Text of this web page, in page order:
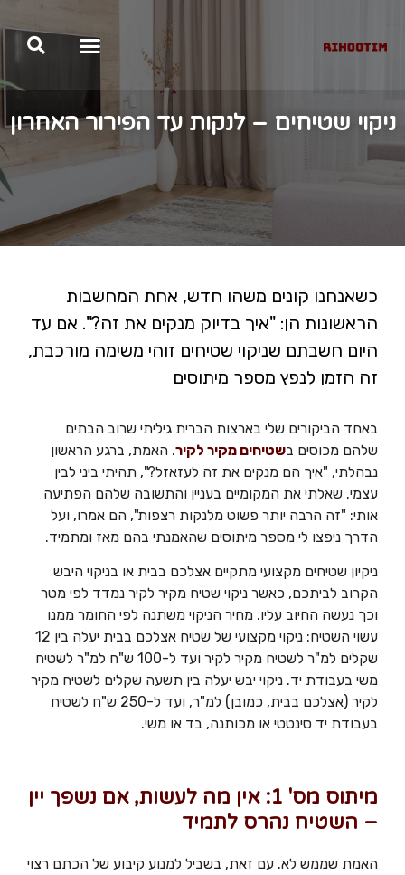
ניקוי שטיחים – לנקות עד הפירור האחרון
כשאנחנו קונים משהו חדש, אחת המחשבות
הראשונות הן: "איך בדיוק מנקים את זה?". אם עד
היום חשבתם שניקוי שטיחים זוהי משימה מורכבת,
זה הזמן לנפץ מספר מיתוסים
באחד הביקורים שלי בארצות הברית גיליתי שרוב הבתים
שלהם מכוסים בשטיחים מקיר לקיר. האמת, ברגע הראשון
נבהלתי, "איך הם מנקים את זה לעזאזל?", תהיתי ביני לבין
עצמי. שאלתי את המקומיים בעניין והתשובה שלהם הפתיעה
אותי: "זה הרבה יותר פשוט מלנקות רצפות", הם אמרו, ועל
הדרך ניפצו לי מספר מיתוסים שהאמנתי בהם מאז ומתמיד.
ניקיון שטיחים מקצועי מתקיים אצלכם בבית או בניקוי היבש
הקרוב לביתכם, כאשר ניקוי שטיח מקיר לקיר נמדד לפי מטר
וכך נעשה החיוב עליו. מחיר הניקוי משתנה לפי החומר ממנו
עשוי השטיח: ניקוי מקצועי של שטיח אצלכם בבית יעלה בין 12
שקלים למ"ר לשטיח מקיר לקיר ועד ל-100 ש"ח למ"ר לשטיח
משי בעבודת יד. ניקוי יבש יעלה בין תשעה שקלים לשטיח מקיר
לקיר (אצלכם בבית, כמובן) למ"ר, ועד ל-250 ש"ח לשטיח
בעבודת יד סינטטי או מכותנה, בד או משי.
מיתוס מס' 1: אין מה לעשות, אם נשפך יין
– השטיח נהרס לתמיד
האמת שממש לא. עם זאת, בשביל למנוע קיבוע של הכתם רצוי